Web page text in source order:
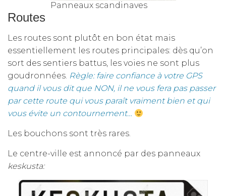
Panneaux scandinaves
Routes
Les routes sont plutôt en bon état mais
essentiellement les routes principales: dès qu’on
sort des sentiers battus, les voies ne sont plus
goudronnées. Règle: faire confiance à votre GPS
quand il vous dit que NON, il ne vous fera pas passer
par cette route qui vous paraît vraiment bien et qui
vous évite un contournement…
Les bouchons sont très rares.
Le centre-ville est annoncé par des panneaux
keskusta: